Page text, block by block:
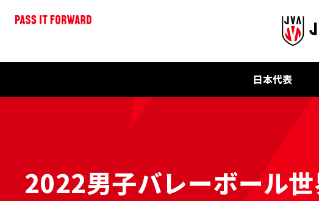
日本代表
2022男子バレーボール